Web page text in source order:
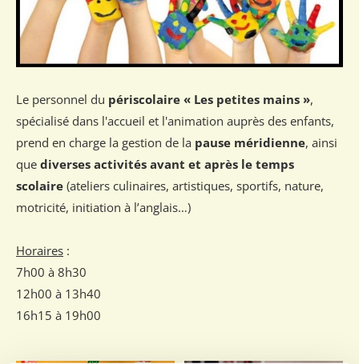
Le personnel du périscolaire « Les petites mains »,
spécialisé dans l'accueil et l'animation auprès des enfants,
prend en charge la gestion de la pause méridienne, ainsi
que diverses activités avant et après le temps
scolaire (ateliers culinaires, artistiques, sportifs, nature,
motricité, initiation à l’anglais…)
Horaires :
7h00 à 8h30
12h00 à 13h40
16h15 à 19h00